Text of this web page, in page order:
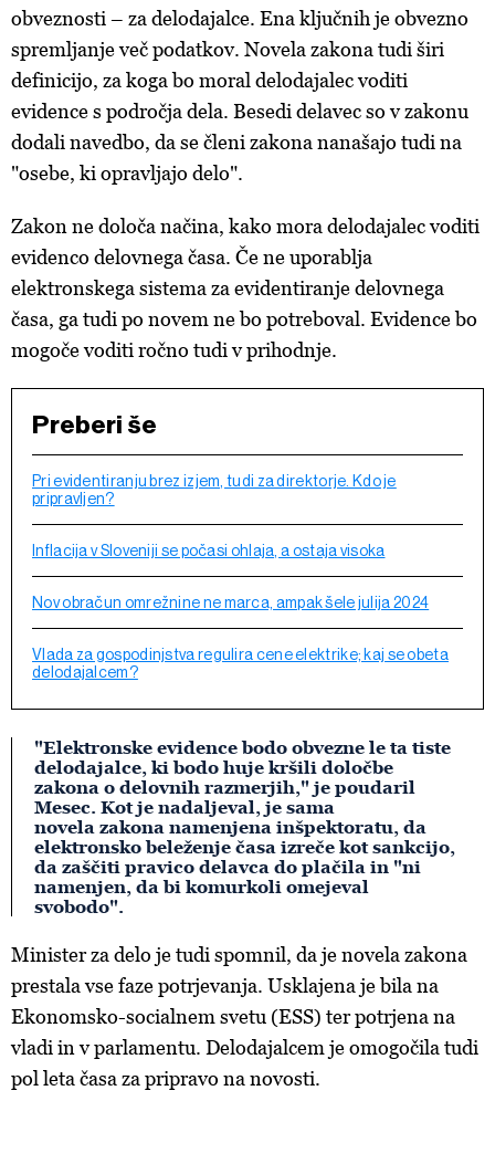
obveznosti – za delodajalce. Ena ključnih je obvezno
spremljanje več podatkov. Novela zakona tudi širi
definicijo, za koga bo moral delodajalec voditi
evidence s področja dela. Besedi delavec so v zakonu
dodali navedbo, da se členi zakona nanašajo tudi na
"osebe, ki opravljajo delo".
Zakon ne določa načina, kako mora delodajalec voditi
evidenco delovnega časa. Če ne uporablja
elektronskega sistema za evidentiranje delovnega
časa, ga tudi po novem ne bo potreboval. Evidence bo
mogoče voditi ročno tudi v prihodnje.
Preberi še
Pri evidentiranju brez izjem, tudi za direktorje. Kdo je
pripravljen?
Inflacija v Sloveniji se počasi ohlaja, a ostaja visoka
Nov obračun omrežnine ne marca, ampak šele julija 2024
Vlada za gospodinjstva regulira cene elektrike; kaj se obeta
delodajalcem?
"Elektronske evidence bodo obvezne le ta tiste
delodajalce, ki bodo huje kršili določbe
zakona o delovnih razmerjih," je poudaril
Mesec. Kot je nadaljeval, je sama
novela zakona namenjena inšpektoratu, da
elektronsko beleženje časa izreče kot sankcijo,
da zaščiti pravico delavca do plačila in "ni
namenjen, da bi komurkoli omejeval
svobodo".
Minister za delo je tudi spomnil, da je novela zakona
prestala vse faze potrjevanja. Usklajena je bila na
Ekonomsko-socialnem svetu (ESS) ter potrjena na
vladi in v parlamentu. Delodajalcem je omogočila tudi
pol leta časa za pripravo na novosti.